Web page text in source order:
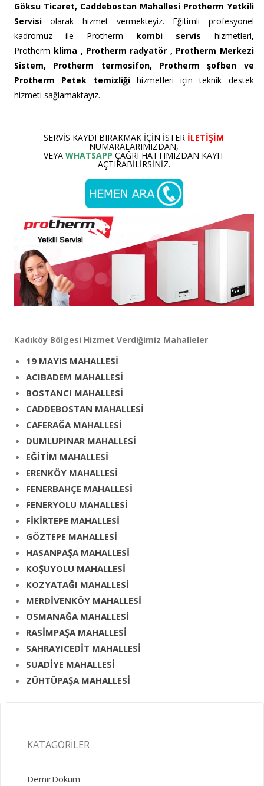
Göksu Ticaret, Caddebostan Mahallesi Protherm Yetkili
Servisiolarak hizmet vermekteyiz. Eğitimli profesyonel
kadromuz ile Protherm kombi servis hizmetleri,
Protherm klima , Protherm radyatör , Protherm Merkezi
Sistem, Protherm termosifon, Protherm şofben ve
Protherm Petek temizliğihizmetleri için teknik destek
hizmeti sağlamaktayız.
SERVIS KAYDI BIRAKMAK IÇIN ISTER ILETIŞIM
NUMARALARIMIZDAN,
VEYA WHATSAPP ÇAĞRI HATTIMIZDAN KAYIT
AÇTIRABILIRSINIZ.
Kadıköy Bölgesi Hizmet Verdiğimiz Mahalleler
19 MAYIS MAHALLESİ
ACIBADEM MAHALLESİ
BOSTANCI MAHALLESİ
CADDEBOSTAN MAHALLESİ
CAFERAĞA MAHALLESİ
DUMLUPINAR MAHALLESİ
EĞİTİM MAHALLESİ
ERENKÖY MAHALLESİ
FENERBAHÇE MAHALLESİ
FENERYOLU MAHALLESİ
FİKİRTEPE MAHALLESİ
GÖZTEPE MAHALLESİ
HASANPAŞA MAHALLESİ
KOŞUYOLU MAHALLESİ
KOZYATAĞI MAHALLESİ
MERDİVENKÖY MAHALLESİ
OSMANAĞA MAHALLESİ
RASİMPAŞA MAHALLESİ
SAHRAYICEDİT MAHALLESİ
SUADİYE MAHALLESİ
ZÜHTÜPAŞA MAHALLESİ
KATAGORILER
DemirDöküm